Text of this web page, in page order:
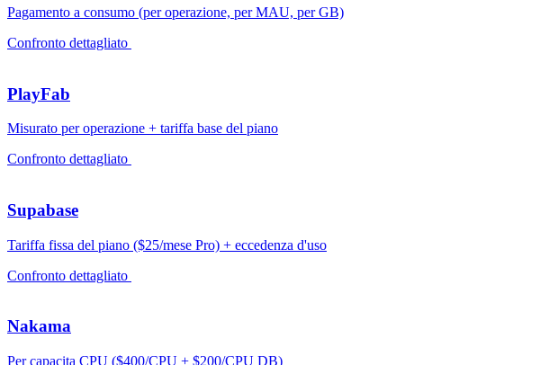
Pagamento a consumo (per operazione, per MAU, per GB)
Confronto dettagliato
PlayFab
Misurato per operazione + tariffa base del piano
Confronto dettagliato
Supabase
Tariffa fissa del piano ($25/mese Pro) + eccedenza d'uso
Confronto dettagliato
Nakama
Per capacita CPU ($400/CPU + $200/CPU DB)